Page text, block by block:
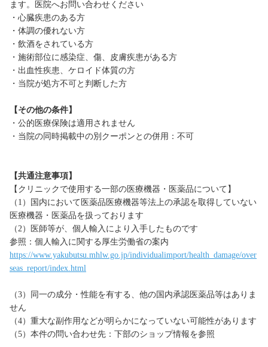
ます。医院へお問い合わせください
・心臓疾患のある方
・体調の優れない方
・飲酒をされている方
・施術部位に感染症、傷、皮膚疾患がある方
・出血性疾患、ケロイド体質の方
・当院が処方不可と判断した方
【その他の条件】
・公的医療保険は適用されません
・当院の同時掲載中の別クーポンとの併用：不可
【共通注意事項】
【クリニックで使用する一部の医療機器・医薬品について】
（1）国内において医薬品医療機器等法上の承認を取得していない
医療機器・医薬品を扱っております
（2）医師等が、個人輸入により入手したものです
参照：個人輸入に関する厚生労働省の案内
https://www.yakubutsu.mhlw.go.jp/individualimport/health_damage/over
seas_report/index.html
（3）同一の成分・性能を有する、他の国内承認医薬品等はありま
せん
（4）重大な副作用などが明らかになっていない可能性があります
（5）本件の問い合わせ先：下部のショップ情報を参照